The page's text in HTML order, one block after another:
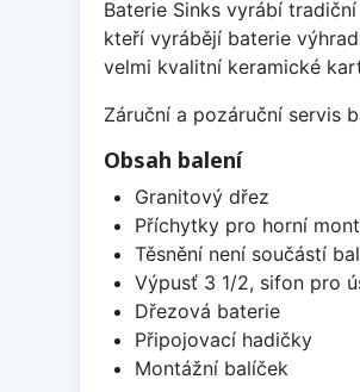
Baterie Sinks vyrábí
kteří vyrábějí baterie
velmi kvalitní keramické
Záruční a pozáruční servis
Obsah balení
Granitový dřez
Příchytky pro horní
Těsnění není součástí
Výpusť 3 1/2, sifon pro
Dřezová baterie
Připojovací hadičky
Montážní balíček